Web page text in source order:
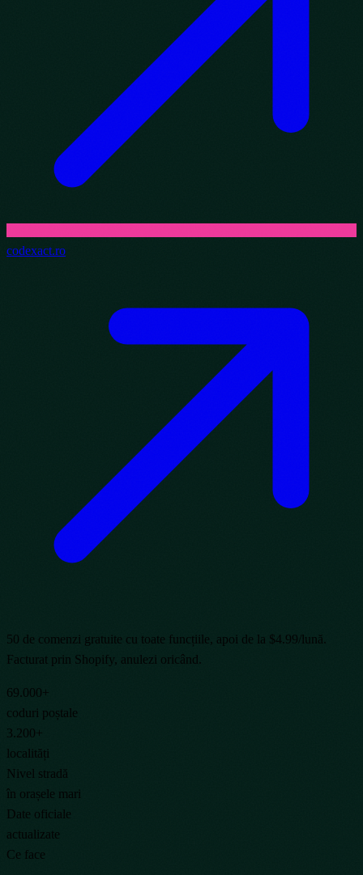
codexact.ro
50 de comenzi gratuite cu toate funcțiile, apoi de la $4.99/lună.
Facturat prin Shopify, anulezi oricând.
69.000+
coduri poștale
3.200+
localități
Nivel stradă
în orașele mari
Date oficiale
actualizate
Ce face